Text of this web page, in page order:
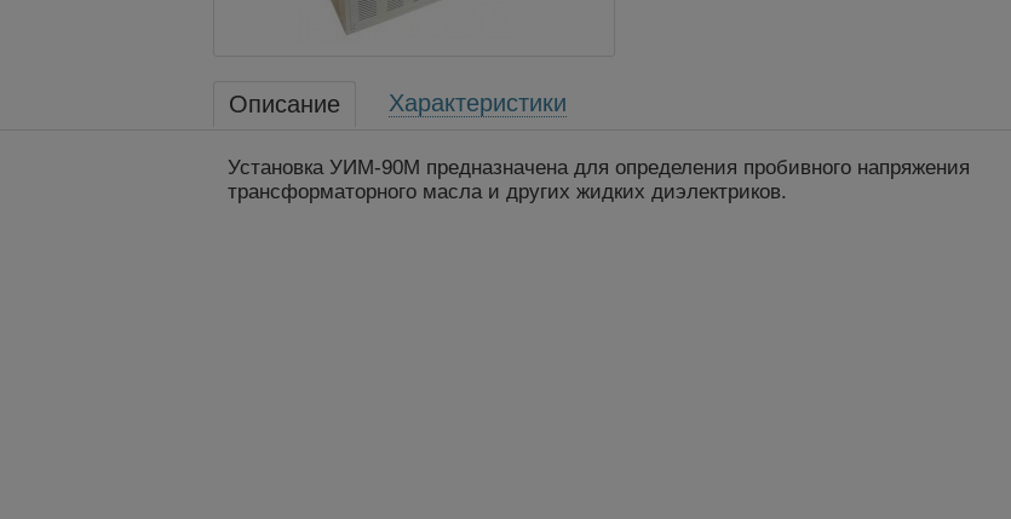
Описание Характеристики
Установка УИМ-90М предназначена для определения пробивного напряжения
трансформаторного масла и других жидких диэлектриков.